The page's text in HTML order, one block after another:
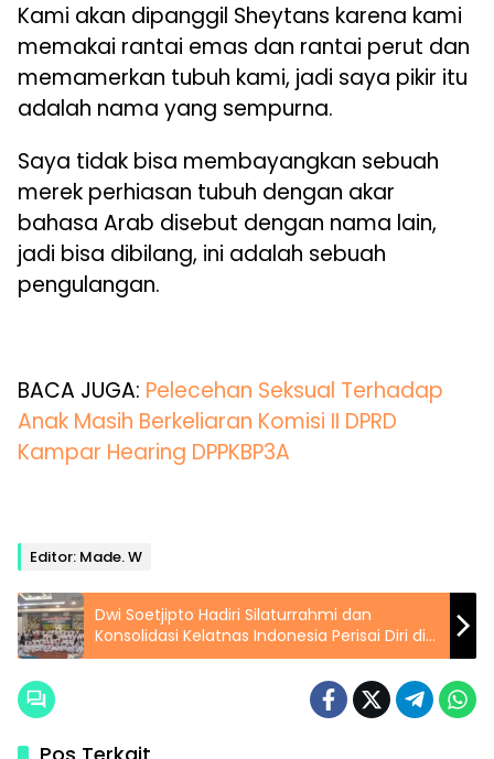
Kami akan dipanggil Sheytans karena kami
memakai rantai emas dan rantai perut dan
memamerkan tubuh kami, jadi saya pikir itu
adalah nama yang sempurna.
Saya tidak bisa membayangkan sebuah
merek perhiasan tubuh dengan akar
bahasa Arab disebut dengan nama lain,
jadi bisa dibilang, ini adalah sebuah
pengulangan.
BACA JUGA: Pelecehan Seksual Terhadap
Anak Masih Berkeliaran Komisi II DPRD
Kampar Hearing DPPKBP3A
Editor: Made. W
Dwi Soetjipto Hadiri Silaturrahmi dan
Konsolidasi Kelatnas Indonesia Perisai Diri di
Pekanbaru